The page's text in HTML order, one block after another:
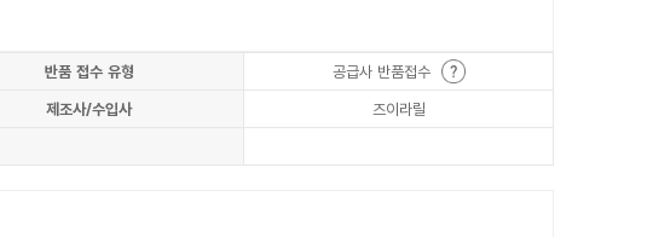
반품 접수 유형
공급사 반품접수
제조사/수입사
즈이라릴